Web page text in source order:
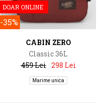
DOAR ONLINE
-35%
CABIN ZERO
Classic 36L
459 Lei 298 Lei
Marime unica